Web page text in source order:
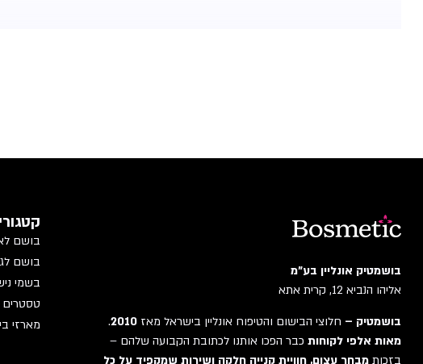
בושמטיק אונליין בע"מ
אליהו הנביא 12, קרית אתא
בושמטיק – חלוצי הבישום והטיפוח אונליין בישראל מאז 2010
.
מאות אלפי לקוחות כבר הפכו אותנו לכתובת הקבועה שלהם –
בזכות מבחר עצום, חוויית קנייה חלקה ושירות שמקפיד על כל
בושם
בושם
בשמי
טסטרים
מארזי